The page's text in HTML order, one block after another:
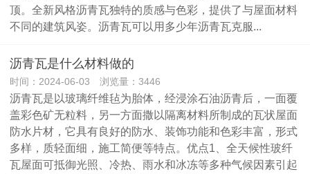
顶。全新风格沥青瓦独特的质感与色彩，提供了与屋面材料
不同的建筑风姿。沥青瓦可以用多少年沥青瓦克服...
沥青瓦是什么材料做的
时间：2024-06-03 浏览量：3446
沥青瓦是以玻璃纤维毡为胎体，经浸涂石油沥青后，一面覆
盖彩色矿无粒料，另一方面撒以隔离材料所制成的瓦状屋面
防水片材，它具有良好的防水、装饰功能和色彩丰富，形式
多样，质轻面细，施工简便等特点。优点1、全天候性玻纤
瓦屋面可抵御光照、冷热、雨水和冰冻等多种气候因素引起